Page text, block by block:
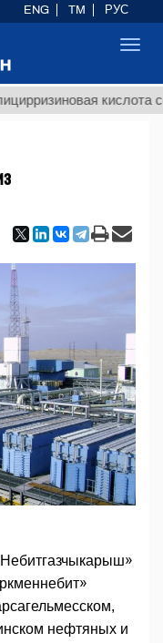
кислота
нефтяных и
ENG TM РУС